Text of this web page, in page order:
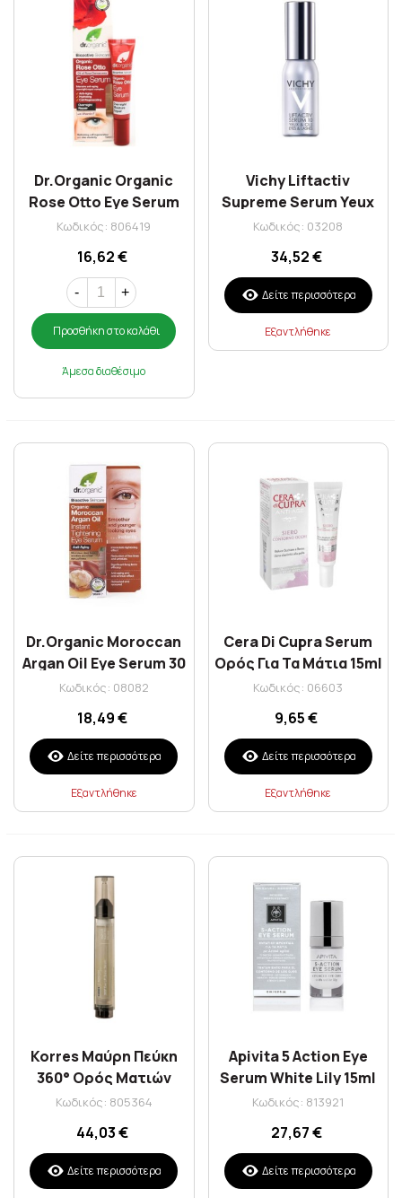
Dr.Organic Organic
Rose Otto Eye Serum
15ml
Κωδικός: 806419
16,62 €
- +
Προσθήκη στο καλάθι
Άμεσα διαθέσιμο
Vichy Liftactiv
Supreme Serum Yeux
15 ml
Κωδικός: 03208
34,52 €
Δείτε περισσότερα
Εξαντλήθηκε
Dr.Organic Moroccan
Argan Oil Eye Serum 30
ml
Κωδικός: 08082
18,49 €
Δείτε περισσότερα
Εξαντλήθηκε
Cera Di Cupra Serum
Ορός Για Τα Μάτια 15ml
Κωδικός: 06603
9,65 €
Δείτε περισσότερα
Εξαντλήθηκε
Korres Μαύρη Πεύκη
360° Ορός Ματιών
Σύσφιγξης &
Βλεφάρου 15ml
Κωδικός: 805364
44,03 €
Δείτε περισσότερα
Apivita 5 Action Eye
Serum White Lily 15ml
Κωδικός: 813921
27,67 €
Δείτε περισσότερα